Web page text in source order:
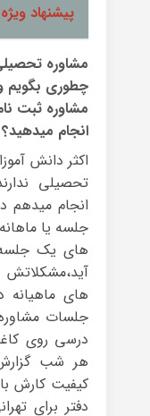
پیشنهاد
مشاوره
چطوری بگویم
مشاوره ثبت
انجام میدهید؟
اکثر دانش
تحصیلی
انجام میدهم
جلسه یا
های یک
های
جلسات
درسی روی
هر شب گزارش
کیفیت کارش
دفتر برای